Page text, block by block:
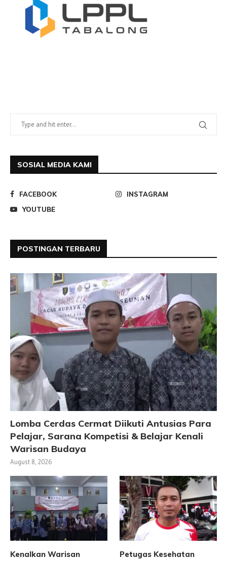
SOSIAL MEDIA KAMI
FACEBOOK
INSTAGRAM
YOUTUBE
POSTINGAN TERBARU
Lomba Cerdas Cermat Diikuti Antusias Para
Pelajar, Sarana Kompetisi & Belajar Kenali
Warisan Budaya
August 8, 2026
Kenalkan Warisan
Petugas Kesehatan